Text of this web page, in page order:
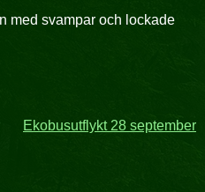
med svampar och lockade
Ekobusutflykt 28 september